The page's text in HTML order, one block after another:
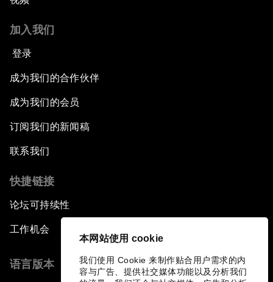
本网站使用 cookie
我们使用 Cookie 来制作贴合用户需求的内
容与广告、提供社交媒体功能以及分析我们
加入我们
登录
成为我们的合作伙伴
成为我们的会员
订阅我们的新闻稿
联系我们
快捷链接
论坛可持续性
工作机会
语言版本